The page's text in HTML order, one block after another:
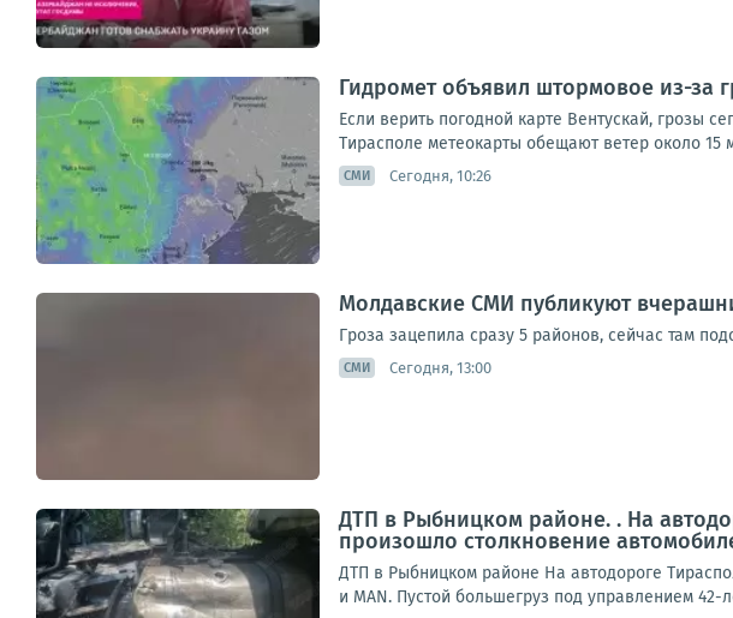
Гидромет объявил штормовое из-за
Если верить погодной карте Вентускай, грозы
Тирасполе метеокарты обещают ветер около 15
СМИ Сегодня, 10:26
Молдавские СМИ публикуют
Гроза зацепила сразу 5 районов, сейчас там
СМИ Сегодня, 13:00
ДТП в Рыбницком районе. . На
произошло столкновение
ДТП в Рыбницком районе На автодороге
и MAN. Пустой большегруз под управлением 42-